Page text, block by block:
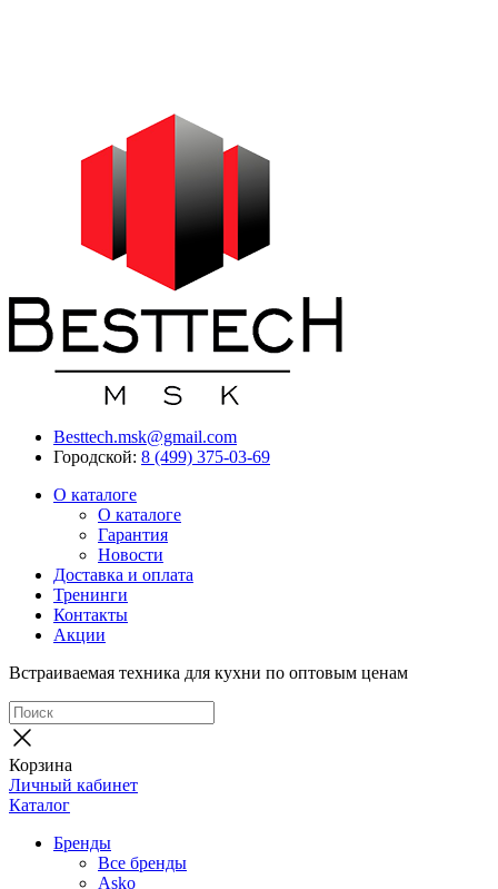
Besttech.msk@gmail.com
Городской: 8 (499) 375-03-69
О каталоге
О каталоге
Гарантия
Новости
Доставка и оплата
Тренинги
Контакты
Акции
Встраиваемая техника для кухни по оптовым ценам
Корзина
Личный кабинет
Каталог
Бренды
Все бренды
Asko